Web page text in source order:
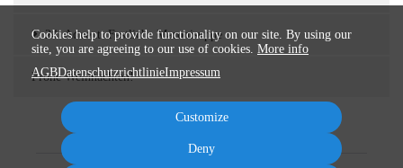
24. Advent: Festliche Maronisuppe
Frohe Weihnachten!
Cookies help to provide functionality on our site. By using our
site, you are agreeing to our use of cookies. More info
AGBDatenschutzrichtlinieImpressum
Customize
Deny